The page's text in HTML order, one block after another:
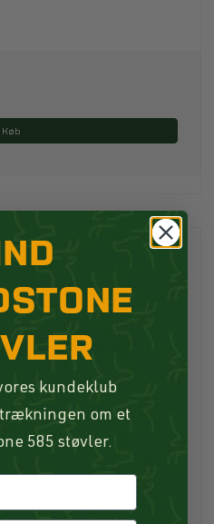
Køb
kundeklub
om et
585 støvler.